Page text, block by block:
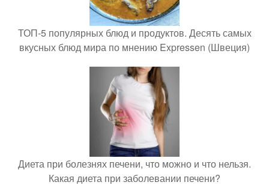
ТОП-5 популярных блюд и продуктов. Десять самых
вкусных блюд мира по мнению Expressen (Швеция)
Диета при болезнях печени, что можно и что нельзя.
Какая диета при заболевании печени?